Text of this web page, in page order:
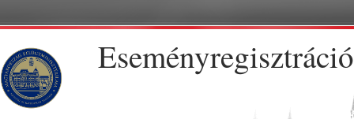
Eseményregisztráció